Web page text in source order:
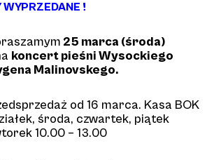
!
25 marca (środa)
koncert pieśni Wysockiego
Malinovskego.
od 16 marca. Kasa BOK
środa, czwartek, piątek
10.00 – 13.00